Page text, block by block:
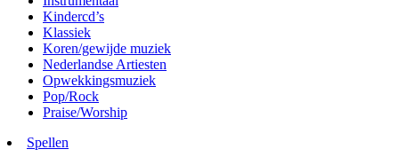
Kindercd’s
Klassiek
Koren/gewijde muziek
Nederlandse Artiesten
Opwekkingsmuziek
Pop/Rock
Praise/Worship
Spellen